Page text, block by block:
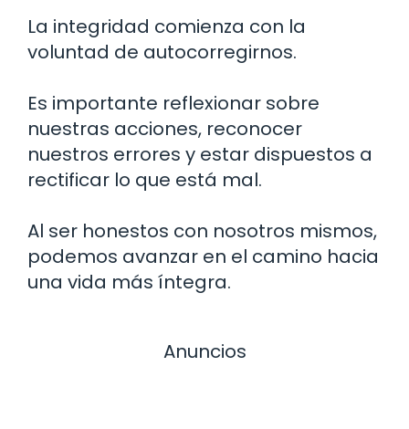
La integridad comienza con la
voluntad de autocorregirnos.
Es importante reflexionar sobre
nuestras acciones, reconocer
nuestros errores y estar dispuestos a
rectificar lo que está mal.
Al ser honestos con nosotros mismos,
podemos avanzar en el camino hacia
una vida más íntegra.
Anuncios